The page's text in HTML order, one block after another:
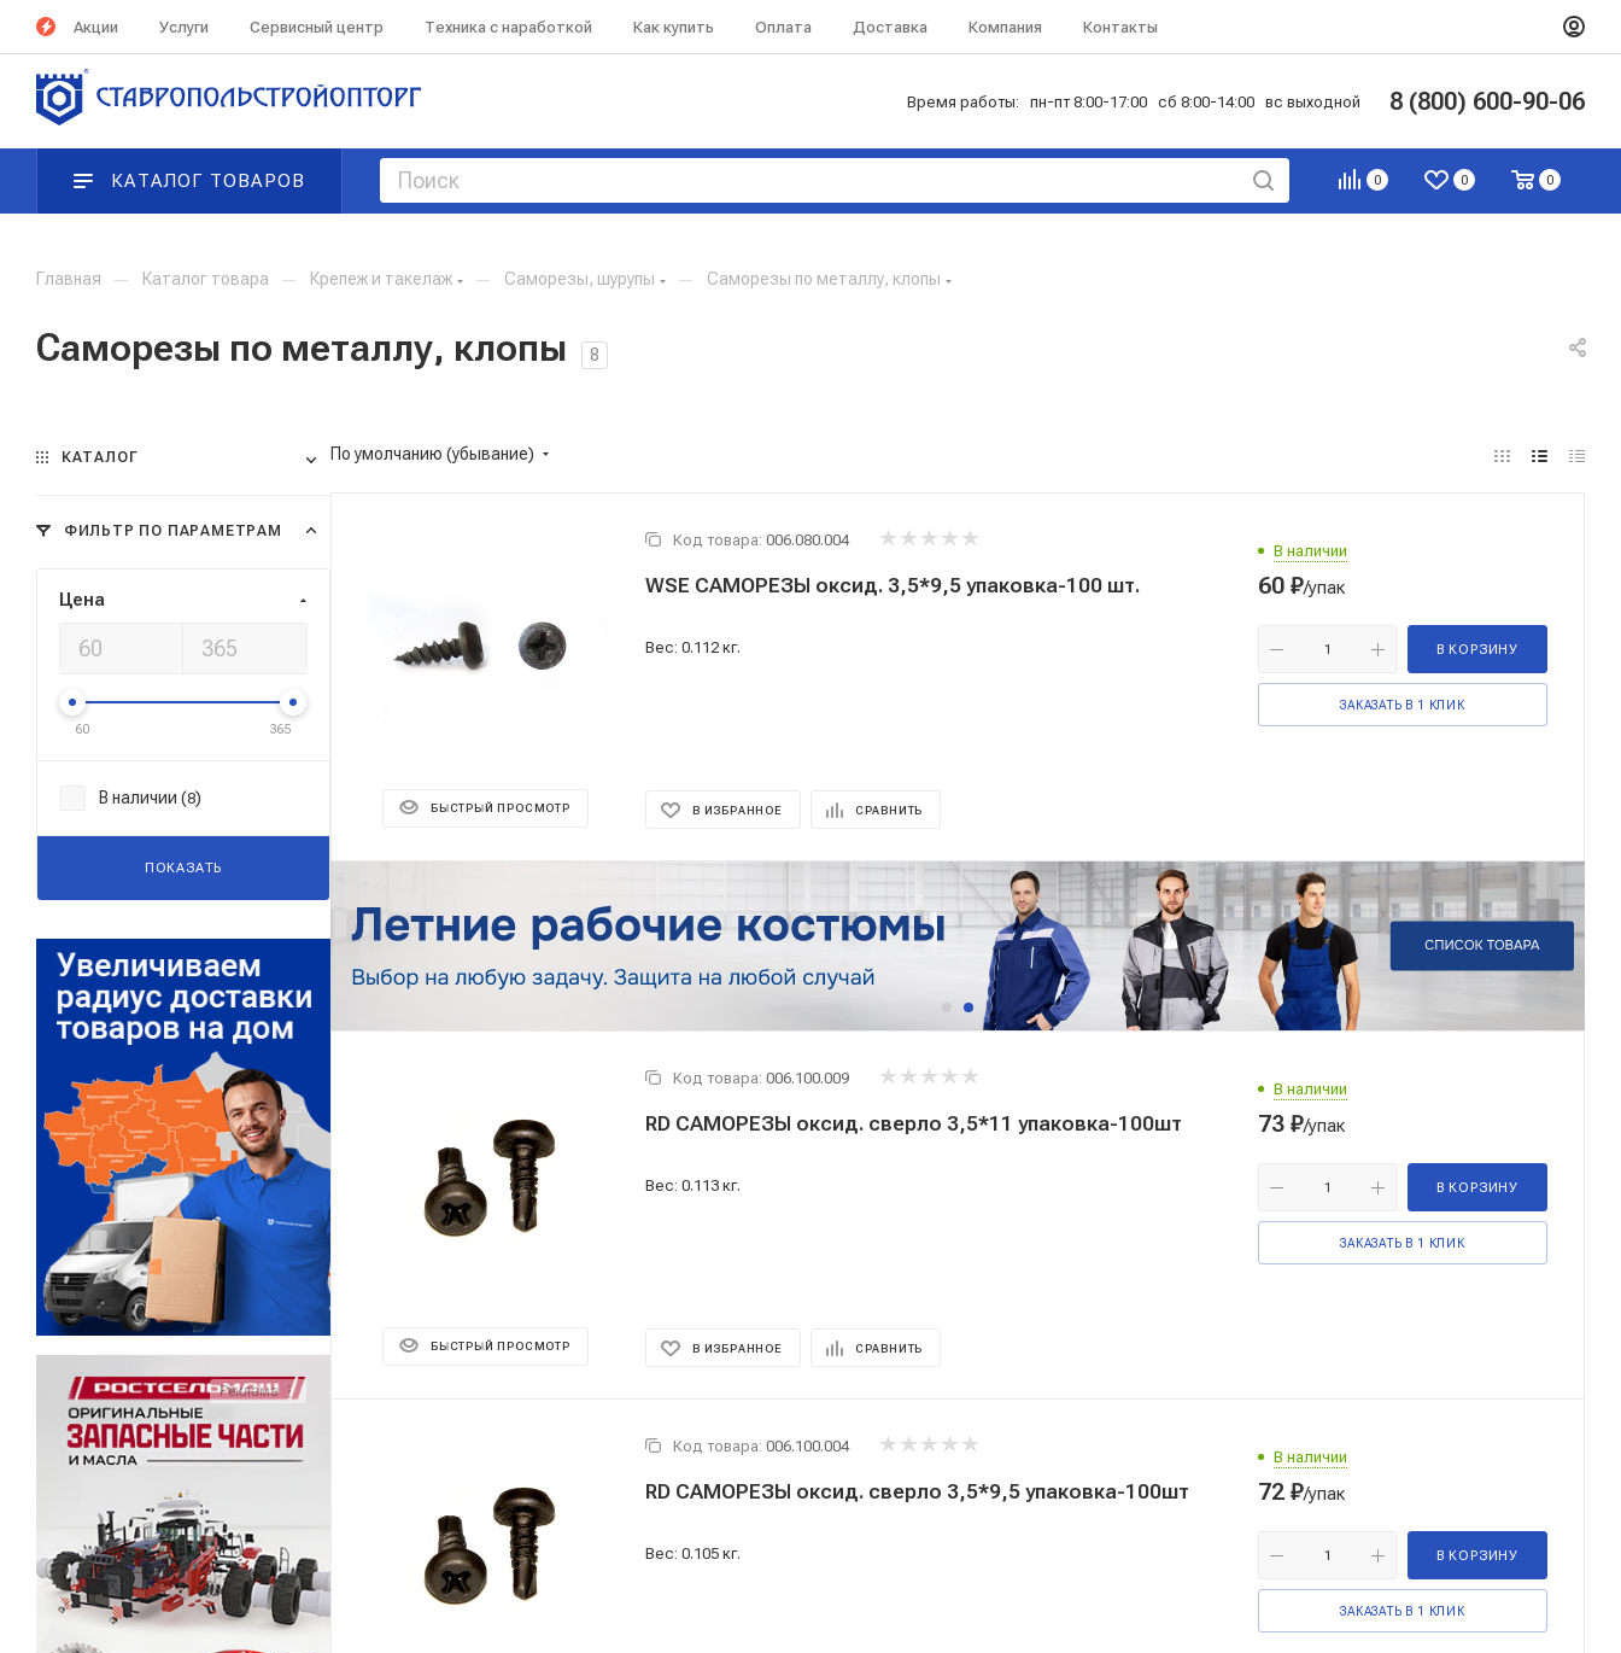
Акции Услуги Сервисный центр Техника с наработкой Как купить Оплата Доставка Компания Контакты
Время работы: пн-пт 8:00-17:00 сб 8:00-14:00 вс выходной 8 (800) 600-90-06
0 0 0
КАТАЛОГ ТОВАРОВ
Главная — Каталог товара — Крепеж и такелаж — Саморезы, шурупы — Саморезы по металлу, клопы
Саморезы по металлу, клопы 8
По умолчанию (убывание)
БЫСТРЫЙ ПРОСМОТР
Код товара: 006.080.004
WSE САМОРЕЗЫ оксид. 3,5*9,5 упаковка-100 шт.
Вес: 0.112 кг.
В ИЗБРАННОЕ СРАВНИТЬ
В наличии
60 ₽/упак
В КОРЗИНУ
ЗАКАЗАТЬ В 1 КЛИК
БЫСТРЫЙ ПРОСМОТР
Код товара: 006.100.009
RD САМОРЕЗЫ оксид. сверло 3,5*11 упаковка-100шт
Вес: 0.113 кг.
В ИЗБРАННОЕ СРАВНИТЬ
В наличии
73 ₽/упак
В КОРЗИНУ
ЗАКАЗАТЬ В 1 КЛИК
Код товара: 006.100.004
RD САМОРЕЗЫ оксид. сверло 3,5*9,5 упаковка-100шт
Вес: 0.105 кг.
В наличии
72 ₽/упак
В КОРЗИНУ
ЗАКАЗАТЬ В 1 КЛИК
КАТАЛОГ
ФИЛЬТР ПО ПАРАМЕТРАМ
Цена
60 365
В наличии (8)
ПОКАЗАТЬ
Реклама ⋮